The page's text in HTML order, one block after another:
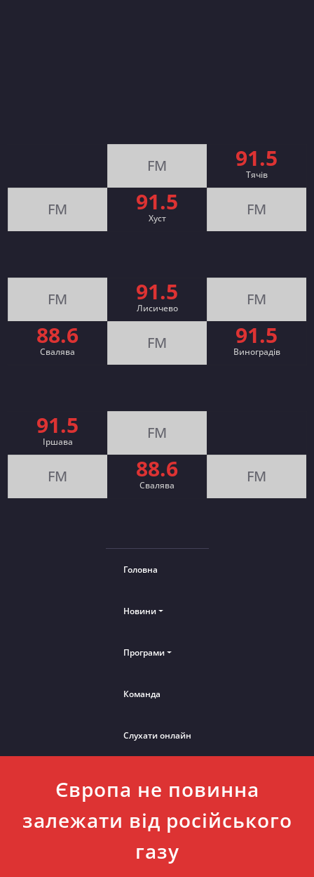
FM 91.5
Тячів
FM 91.5
Хуст FM
FM 91.5
Лисичево FM
88.6
Свалява FM 91.5
Виноградів
91.5
Іршава FM
FM 88.6
Cвалява FM
Головна
Новини
Програми
Команда
Слухати онлайн
Європа не повинна
залежати від російського
газу